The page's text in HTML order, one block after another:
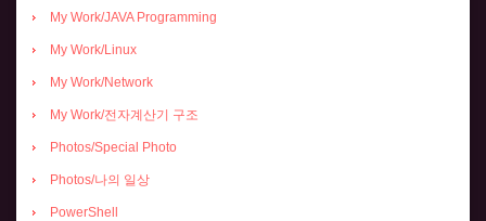
My Work/JAVA Programming
My Work/Linux
My Work/Network
My Work/전자계산기 구조
Photos/Special Photo
Photos/나의 일상
PowerShell